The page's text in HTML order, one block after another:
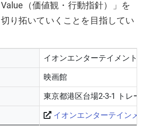
（価値観・行動指針）」を
り拓いていくことを目指してい
イオンエンターテイメント
映画館
東京都港区台場2-3-1 トレ
イオンエンターテインメ